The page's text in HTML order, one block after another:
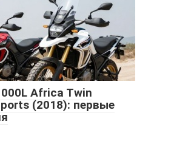
Africa Twin
(2018): первые